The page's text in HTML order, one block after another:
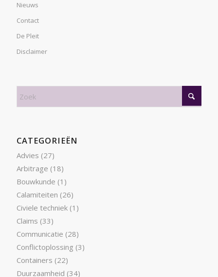
Nieuws
Contact
De Pleit
Disclaimer
CATEGORIEËN
Advies (27)
Arbitrage (18)
Bouwkunde (1)
Calamiteiten (26)
Civiele techniek(1)
Claims (33)
Communicatie (28)
Conflictoplossing (3)
Containers (22)
Duurzaamheid (34)